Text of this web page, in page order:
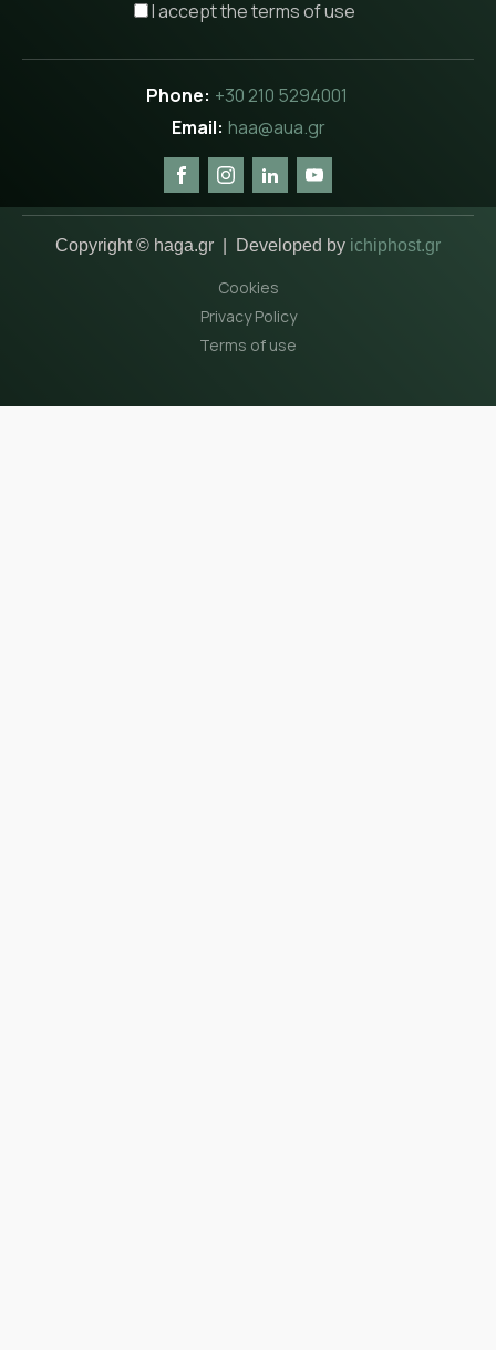
I accept the terms of use
+30 210 5294001
haa@aua.gr
Copyright © haga.gr | Developed by ichiphost.gr
Cookies
Privacy Policy
Terms of use